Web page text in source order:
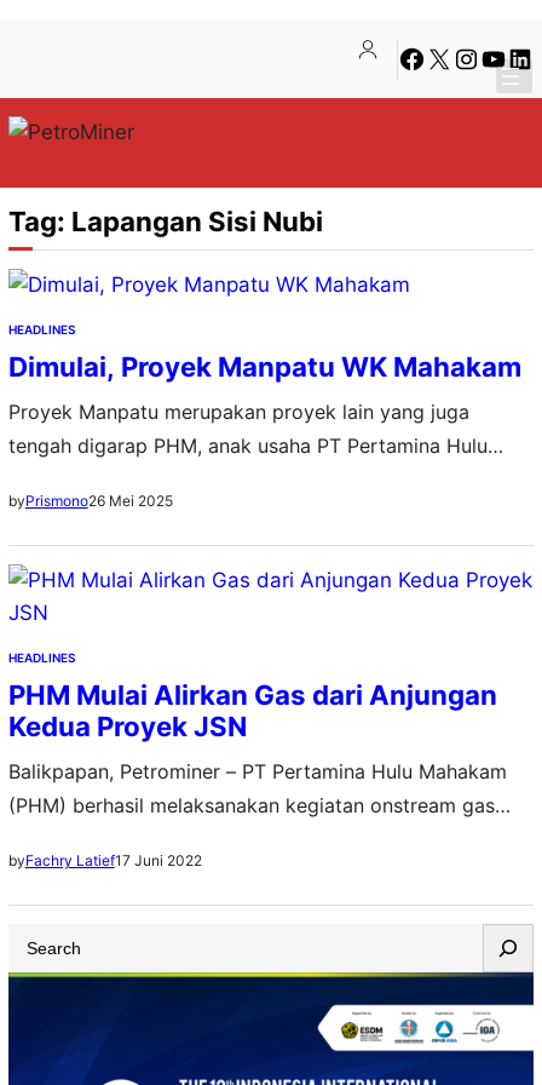
konten
content
Facebook
X Instagram
Tag: Lapangan Sisi Nubi
HEADLINES
Dimulai, Proyek Manpatu WK Mahakam
Proyek Manpatu merupakan proyek lain yang juga
tengah digarap PHM, anak usaha PT Pertamina Hulu
byPrismono26 Mei 2025
HEADLINES
PHM Mulai Alirkan Gas dari Anjungan
Kedua Proyek JSN
Balikpapan, Petrominer – PT Pertamina Hulu Mahakam
(PHM) berhasil melaksanakan kegiatan onstream gas
Sisi, North Nubi (JSN), Jum’at lalu (10/6). Fasilitas
produksi ini berlokasi di lapangan Sisi Nubi, Kabupaten
Kutai Kartanegara, Kalimantan Timur. Aliran gas perdana
dari anjungan WPS-3 ini menandakan PHM secara resmi
byFachry Latief17 Juni 2022
e